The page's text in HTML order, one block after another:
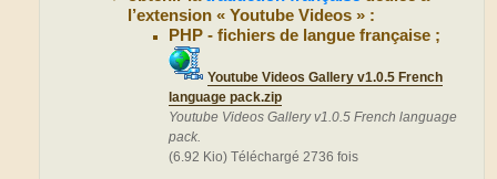
l’extension « Youtube Videos » :
PHP - fichiers de langue française ;
Youtube Videos Gallery v1.0.5 French
language pack.zip
Youtube Videos Gallery v1.0.5 French language
pack.
(6.92 Kio) Téléchargé 2736 fois